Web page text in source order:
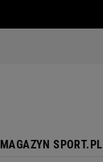
MAGAZYN SPORT.PL